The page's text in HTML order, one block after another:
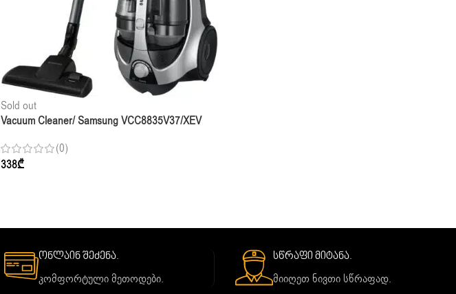
Sold out
Vacuum Cleaner/ Samsung VCC8835V37/XEV
(0)
338₾
ონლაინ შეძენა.
კომფორტული მეთოდები.
სწრაფი მიტანა.
მიიღეთ ნივთი სწრაფად.